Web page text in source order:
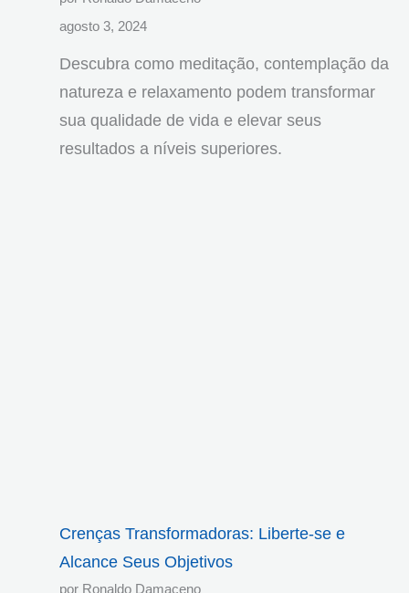
agosto 3, 2024
Descubra como meditação, contemplação da
natureza e relaxamento podem transformar
sua qualidade de vida e elevar seus
resultados a níveis superiores.
Crenças Transformadoras: Liberte-se e
Alcance Seus Objetivos
por Ronaldo Damaceno